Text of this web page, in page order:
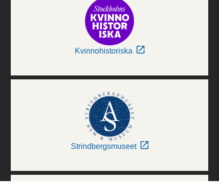
Kvinnohistoriska
Strindbergsmuseet